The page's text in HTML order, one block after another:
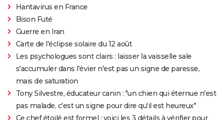
Hantavirus en France
Bison Futé
Guerre en Iran
Carte de l'éclipse solaire du 12 août
Les psychologues sont clairs : laisser la vaisselle sale
s'accumuler dans l'évier n'est pas un signe de paresse,
mais de saturation
Tony Silvestre, éducateur canin : "un chien qui éternue n'est
pas malade, c'est un signe pour dire qu'il est heureux"
Ce chef étoilé est formel : voici les 3 détails à vérifier pour